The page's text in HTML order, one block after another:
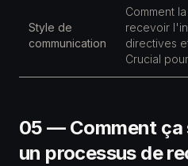
Style de
communication
Comment
recevoir
directives
Crucial
05 — Comment
un processus de